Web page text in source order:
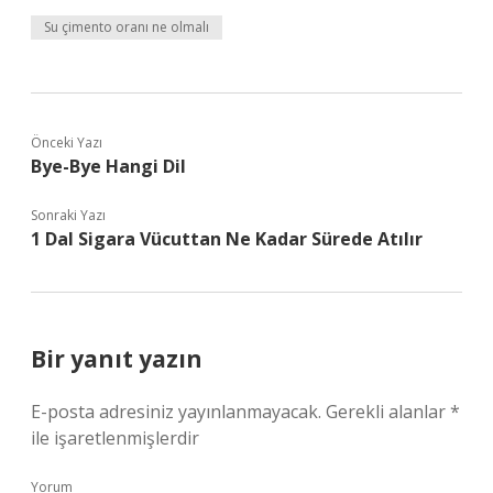
Su çimento oranı ne olmalı
Önceki Yazı
Bye-Bye Hangi Dil
Sonraki Yazı
1 Dal Sigara Vücuttan Ne Kadar Sürede Atılır
Bir yanıt yazın
E-posta adresiniz yayınlanmayacak. Gerekli alanlar*
ile işaretlenmişlerdir
Yorum